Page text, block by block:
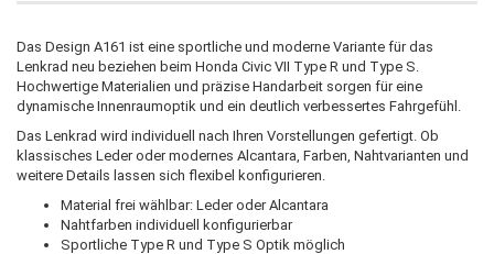
Das Design A161 ist eine sportliche und moderne Variante für das
Lenkrad neu beziehen beim Honda Civic VII Type R und Type S.
Hochwertige Materialien und präzise Handarbeit sorgen für eine
dynamische Innenraumoptik und ein deutlich verbessertes Fahrgefühl.
Das Lenkrad wird individuell nach Ihren Vorstellungen gefertigt. Ob
klassisches Leder oder modernes Alcantara, Farben, Nahtvarianten und
weitere Details lassen sich flexibel konfigurieren.
Material frei wählbar: Leder oder Alcantara
Nahtfarben individuell konfigurierbar
Sportliche Type R und Type S Optik möglich